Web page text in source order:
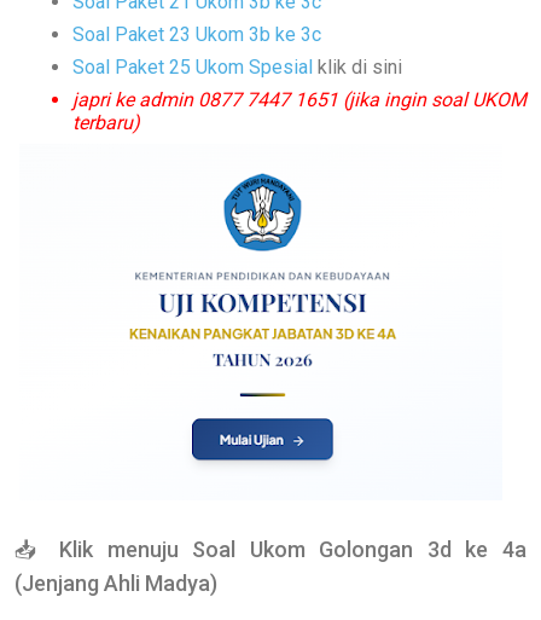
Soal Paket 23 Ukom 3b ke 3c
Soal Paket 25 Ukom Spesial klik di sini
japri ke admin 0877 7447 1651 (jika ingin soal UKOM
terbaru)
📥
Klik menuju Soal Ukom Golongan 3d ke 4a
(Jenjang Ahli Madya)